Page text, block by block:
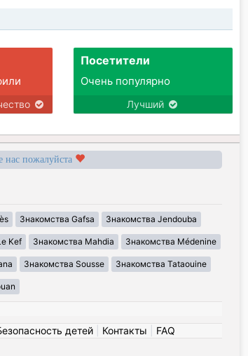
Посетители
Очень популярно
Лучший
нас пожалуйста
Знакомства Gafsa Знакомства Jendouba
Kef Знакомства Mahdia Знакомства Médenine
Знакомства Sousse Знакомства Tataouine
детей Контакты FAQ